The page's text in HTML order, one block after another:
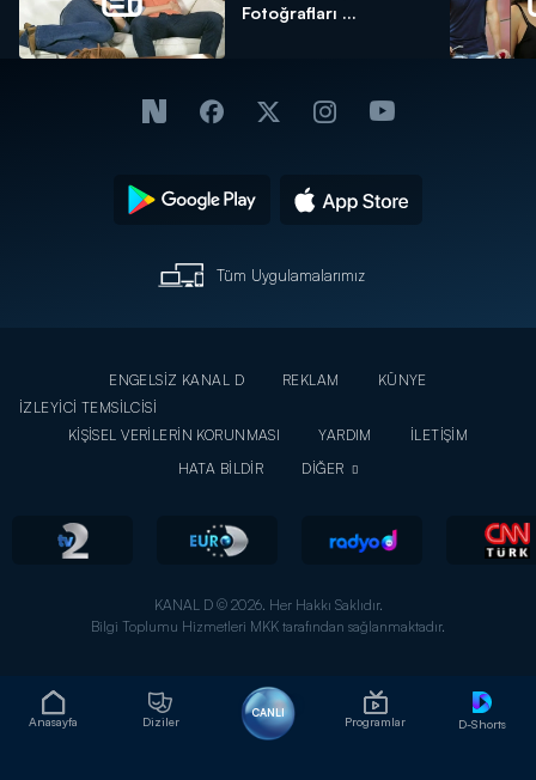
Anasayfa Diziler
CANLI
Programlar D-Shorts
Fotoğrafları ...
Tüm Uygulamalarımız
ENGELSİZ KANAL D REKLAM
KÜNYE
İZLEYİCİ TEMSİLCİSİ
KİŞİSEL VERİLERİN KORUNMASI
YARDIM
İLETİŞİM
HATA BİLDİR
DİĞER
KANAL D © 2026. Her Hakkı Saklıdır.
Bilgi Toplumu Hizmetleri MKK tarafından sağlanmaktadır.